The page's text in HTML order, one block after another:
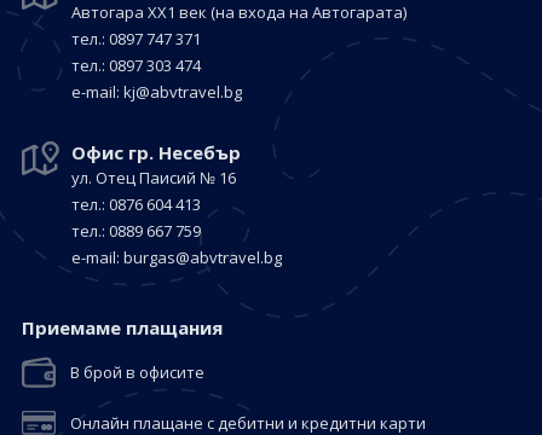
Автогара ХХ1 век (на входа на Автогарата)
тел.: 0897 747 371
тел.: 0897 303 474
е-mail: kj@abvtravel.bg
Офис гр. Несебър
ул. Отец Паисий № 16
тел.: 0876 604 413
тел.: 0889 667 759
е-mail: burgas@abvtravel.bg
Приемaме плащания
В брой в офисите
Онлайн плащане с дебитни и кредитни карти